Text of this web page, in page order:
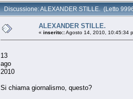
Discussione: ALEXANDER STILLE. (Letto
ALEXANDER STILLE.
« inserito::Agosto 14, 2010, 10:45:34
13
ago
2010
Si chiama giornalismo, questo?